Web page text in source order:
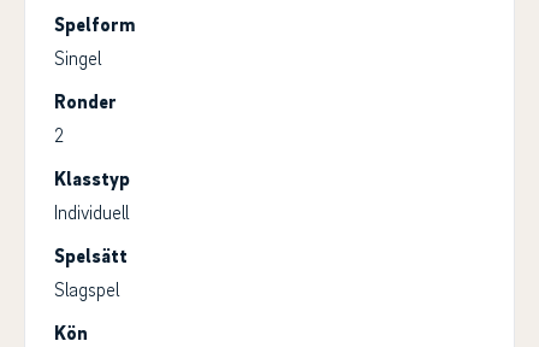
Spelform
Singel
Ronder
2
Klasstyp
Individuell
Spelsätt
Slagspel
Kön